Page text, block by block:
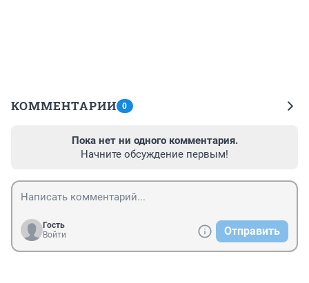
КОММЕНТАРИИ 0
Пока нет ни одного комментария.
Начните обсуждение первым!
Гость
Войти
Отправить